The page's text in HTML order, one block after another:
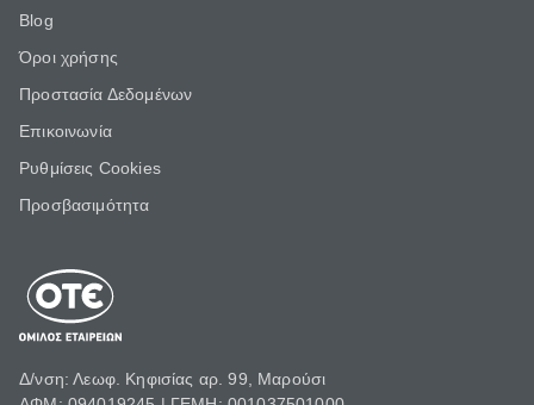
Blog
Όροι χρήσης
Προστασία Δεδομένων
Επικοινωνία
Ρυθμίσεις Cookies
Προσβασιμότητα
Δ/νση: Λεωφ. Κηφισίας αρ. 99, Μαρούσι